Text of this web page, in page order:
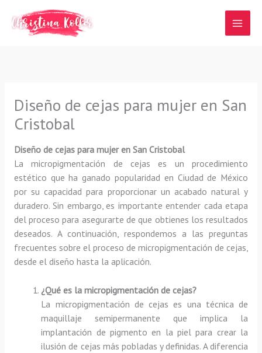
contenido
Diseño de cejas para mujer en San
Cristobal
Diseño de cejas para mujer en San Cristobal
La micropigmentación de cejas es un procedimiento
estético que ha ganado popularidad en Ciudad de México
por su capacidad para proporcionar un acabado natural y
duradero. Sin embargo, es importante entender cada etapa
del proceso para asegurarte de que obtienes los resultados
deseados. A continuación, respondemos a las preguntas
frecuentes sobre el proceso de micropigmentación de cejas,
desde el diseño hasta la aplicación.
¿Qué es la micropigmentación de cejas?
La micropigmentación de cejas es una técnica de
maquillaje semipermanente que implica la
implantación de pigmento en la piel para crear la
ilusión de cejas más pobladas y definidas. A diferencia